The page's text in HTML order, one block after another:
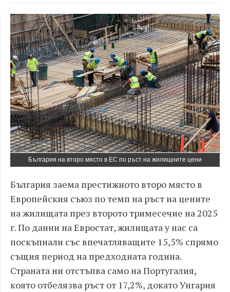
България на второ място в ЕС по ръст на жилищните цени
България заема престижното второ място в
Европейския съюз по темп на ръст на цените
на жилищата през второто тримесечие на 2025
г. По данни на Евростат, жилищата у нас са
поскъпнали със впечатляващите 15,5% спрямо
същия период на предходната година.
Страната ни отстъпва само на Португалия,
която отбелязва ръст от 17,2%, докато Унгария